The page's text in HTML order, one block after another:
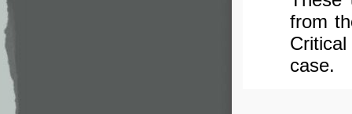
from
case.